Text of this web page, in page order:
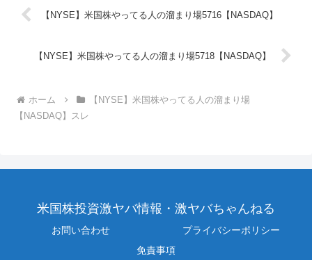
【NYSE】米国株やってる人の溜まり場5716【NASDAQ】
【NYSE】米国株やってる人の溜まり場5718【NASDAQ】
ホーム
【NYSE】米国株やってる人の溜まり場
【NASDAQ】スレ
米国株投資激ヤバ情報・激ヤバちゃんねる
お問い合わせ
プライバシーポリシー
免責事項